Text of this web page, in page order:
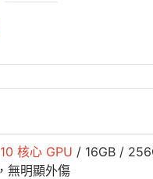
10 核心 GPU / 16GB /
無明顯外傷